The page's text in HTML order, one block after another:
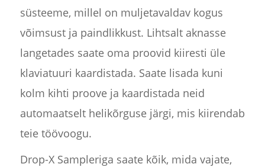
süsteeme, millel on muljetavaldav kogus
võimsust ja paindlikkust. Lihtsalt aknasse
langetades saate oma proovid kiiresti üle
klaviatuuri kaardistada. Saate lisada kuni
kolm kihti proove ja kaardistada neid
automaatselt helikõrguse järgi, mis kiirendab
teie töövoogu.
Drop-X Sampleriga saate kõik, mida vajate,